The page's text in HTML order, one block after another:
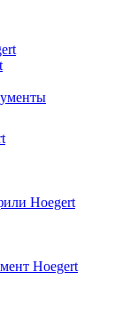
Hoegert
Hoegert